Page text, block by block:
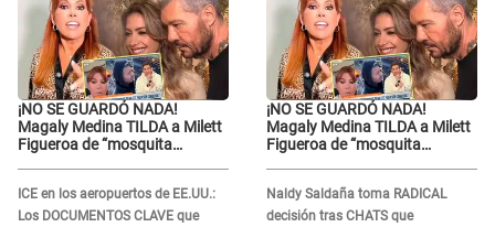
¡NO SE GUARDÓ NADA!
Magaly Medina TILDA a Milett
Figueroa de “mosquita
Marcelo Tinelli en TV argentina
ICE en los aeropuertos de EE.UU.:
Los DOCUMENTOS CLAVE que
¡NO SE GUARDÓ NADA!
Magaly Medina TILDA a Milett
Figueroa de “mosquita
Marcelo Tinelli en TV argentina
Naldy Saldaña toma RADICAL
decisión tras CHATS que